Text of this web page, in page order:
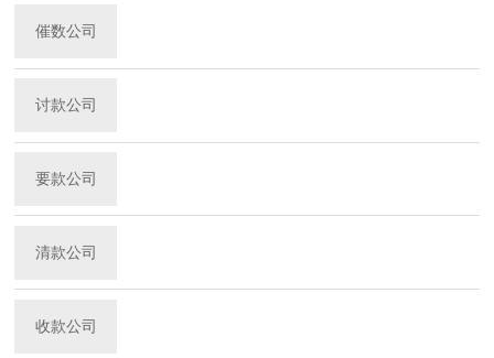
催数公司
讨款公司
要款公司
清款公司
收款公司